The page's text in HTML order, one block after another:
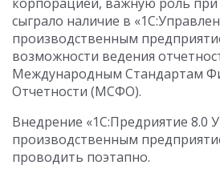
сыграло наличие в
производственным
возможности ведения
Международным Стандартам
Отчетности (МСФО).
Внедрение «1С:Предриятие 8.0
производственным
проводить поэтапно.